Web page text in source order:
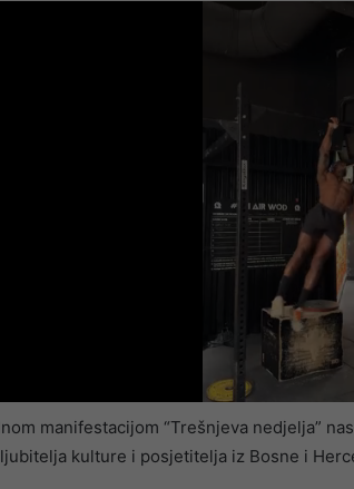
manifestacijom “Trešnjeva nedjelja”
kulture i posjetitelja iz Bosne i